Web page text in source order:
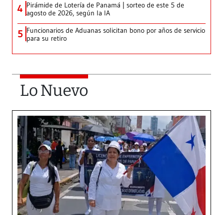
4 Pirámide de Lotería de Panamá | sorteo de este 5 de
agosto de 2026, según la IA
5 Funcionarios de Aduanas solicitan bono por años de servicio
para su retiro
Lo Nuevo